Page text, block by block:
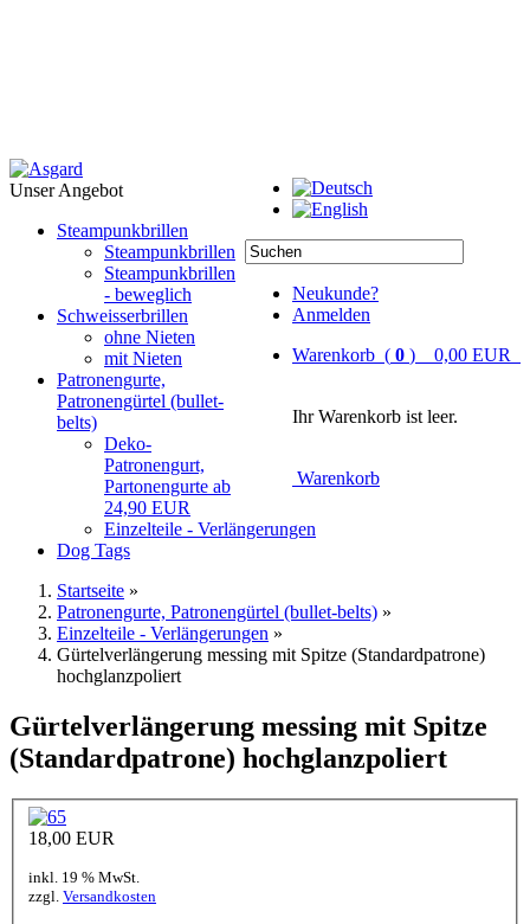
Neukunde?
Anmelden
Warenkorb ( 0 ) 0,00 EUR
Ihr Warenkorb ist leer.
Warenkorb
Unser Angebot
Steampunkbrillen
Steampunkbrillen
Steampunkbrillen
- beweglich
Schweisserbrillen
ohne Nieten
mit Nieten
Patronengurte,
Patronengürtel (bullet-
belts)
Deko-
Patronengurt,
Partonengurte ab
24,90 EUR
Einzelteile - Verlängerungen
Dog Tags
Startseite »
Patronengurte, Patronengürtel (bullet-belts) »
Einzelteile - Verlängerungen »
Gürtelverlängerung messing mit Spitze (Standardpatrone)
hochglanzpoliert
Gürtelverlängerung messing mit Spitze
(Standardpatrone) hochglanzpoliert
18,00 EUR
inkl. 19 % MwSt.
zzgl. Versandkosten